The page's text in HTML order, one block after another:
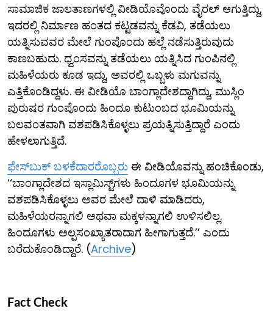
ಸಾಮಾಜಿಕ ಜಾಲತಾಣಗಳಲ್ಲಿ ವೀಡಿಯೊವೊಂದು ವೈರಲ್ ಆಗುತ್ತಿದ್ದು,
ಇದರಲ್ಲಿ ನಿರ್ಮಾಣ ಹಂತದ ಕಟ್ಟಡವನ್ನು ಕೆಡವಿ, ತಡೆಯಲು
ಯತ್ನಿಸುವವರ ಮೇಲೆ ಗುಂಪೊಂದು ಹಲ್ಲೆ ನಡೆಸುತ್ತಿರುವುದು
ಕಾಣಬಹುದು. ಧ್ವಂಸವನ್ನು ತಡೆಯಲು ಯತ್ನಿಸಿದ ಗುಂಪಿನಲ್ಲಿ
ಮಹಿಳೆಯರು ಕೂಡ ಇದ್ದು, ಅವರಲ್ಲಿ ಒಬ್ಬಳು ಮಗುವನ್ನು
ಎತ್ತಿಕೊಂಡಿದ್ದಳು. ಈ ವೀಡಿಯೊ ಬಾಂಗ್ಲಾದೇಶದ್ದಾಗಿದ್ದು, ಮುಸ್ಲಿಂ
ಪುರುಷರ ಗುಂಪೊಂದು ಹಿಂದೂ ಕುಟುಂಬದ ಭೂಮಿಯನ್ನು
ಬಲವಂತವಾಗಿ ವಶಪಡಿಸಿಕೊಳ್ಳಲು ಪ್ರಯತ್ನಿಸುತ್ತಿದ್ದಾರೆ ಎಂದು
ಹೇಳಲಾಗುತ್ತಿದೆ.
ಫೇಸ್​ಬುಕ್ ಬಳಕೆದಾರರೊಬ್ಬರು ಈ ವೀಡಿಯೊವನ್ನು ಹಂಚಿಕೊಂಡು,
‘‘ಬಾಂಗ್ಲಾದೇಶದ ಇಸ್ಲಾಮಿಸ್ಟ್‌ಗಳು ಹಿಂದೂಗಳ ಭೂಮಿಯನ್ನು
ವಶಪಡಿಸಿಕೊಳ್ಳಲು ಅವರ ಮೇಲೆ ದಾಳಿ ಮಾಡಿದರು,
ಮಹಿಳೆಯರನ್ನಾಗಲಿ ಅಥವಾ ಮಕ್ಕಳನ್ನಾಗಲಿ ಉಳಿಸಲಿಲ್ಲ.
ಹಿಂದೂಗಳು ಅಲ್ಪಸಂಖ್ಯಾತರಾದಾಗ ಹೀಗಾಗುತ್ತದೆ.’’ ಎಂದು
ಬರೆದುಕೊಂಡಿದ್ದಾರೆ. (Archive)
Fact Check